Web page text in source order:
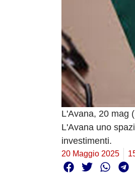
L'Avana, 20 mag
L'Avana uno
investimenti.
20 Maggio 2025